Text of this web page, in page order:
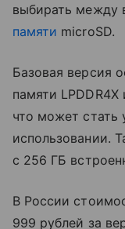
выбирать между
памяти microSD.
Базовая версия
памяти
что может стать
использовании.
с 256 ГБ
В России
999 рублей за